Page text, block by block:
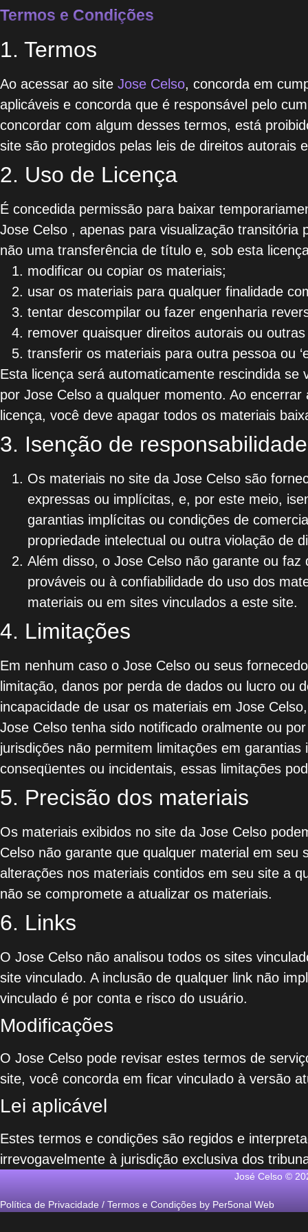
Termos e Condições
1. Termos
Ao acessar ao site Jose Celso, concorda em
aplicáveis ​​e concorda que é responsável pelo
concordar com algum desses termos, está
site são protegidos pelas leis de direitos autorais
2. Uso de Licença
É concedida permissão para baixar
Jose Celso , apenas para visualização
não uma transferência de título e, sob esta
modificar ou copiar os materiais;
usar os materiais para qualquer finalidade
tentar descompilar ou fazer engenharia
remover quaisquer direitos autorais ou
transferir os materiais para outra pessoa ou
Esta licença será automaticamente rescindida
por Jose Celso a qualquer momento. Ao
licença, você deve apagar todos os materiais
3. Isenção de responsabilidade
Os materiais no site da Jose Celso são
expressas ou implícitas, e, por este meio,
garantias implícitas ou condições de
propriedade intelectual ou outra violação de
Além disso, o Jose Celso não garante ou
prováveis ​​ou à confiabilidade do uso dos
materiais ou em sites vinculados a este site.
4. Limitações
Em nenhum caso o Jose Celso ou seus
limitação, danos por perda de dados ou lucro ou
incapacidade de usar os materiais em Jose
Jose Celso tenha sido notificado oralmente ou
jurisdições não permitem limitações em
conseqüentes ou incidentais, essas limitações
5. Precisão dos materiais
Os materiais exibidos no site da Jose Celso
Celso não garante que qualquer material em
alterações nos materiais contidos em seu site a
não se compromete a atualizar os materiais.
6. Links
O Jose Celso não analisou todos os sites
site vinculado. A inclusão de qualquer link não
vinculado é por conta e risco do usuário.
Modificações
O Jose Celso pode revisar estes termos de
site, você concorda em ficar vinculado à versão
Lei aplicável
Estes termos e condições são regidos e
irrevogavelmente à jurisdição exclusiva dos
José Celso ©
Política de Privacidade / Termos e Condições by Per5onal Web